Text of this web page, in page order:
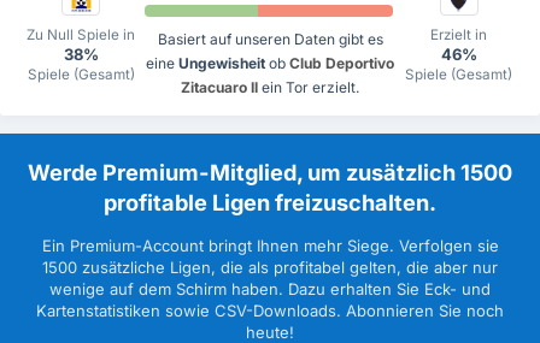
Zu Null Spiele in
38%
Spiele (Gesamt)
Basiert auf unseren Daten gibt es
eine Ungewisheit ob Club Deportivo
Zitacuaro II ein Tor erzielt.
Erzielt in
46%
Spiele (Gesamt)
Werde Premium-Mitglied, um zusätzlich 1500
profitable Ligen freizuschalten.
Ein Premium-Account bringt Ihnen mehr Siege. Verfolgen sie
1500 zusätzliche Ligen, die als profitabel gelten, die aber nur
wenige auf dem Schirm haben. Dazu erhalten Sie Eck- und
Kartenstatistiken sowie CSV-Downloads. Abonnieren Sie noch
heute!